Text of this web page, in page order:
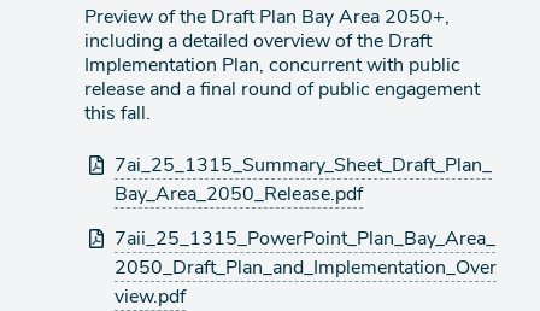
Preview of the Draft Plan Bay Area 2050+,
including a detailed overview of the Draft
Implementation Plan, concurrent with public
release and a final round of public engagement
this fall.
Archivos
adjuntos
7ai_25_1315_Summary_Sheet_Draft_Plan_
Bay_Area_2050_Release.pdf
7aii_25_1315_PowerPoint_Plan_Bay_Area_
2050_Draft_Plan_and_Implementation_Over
view.pdf